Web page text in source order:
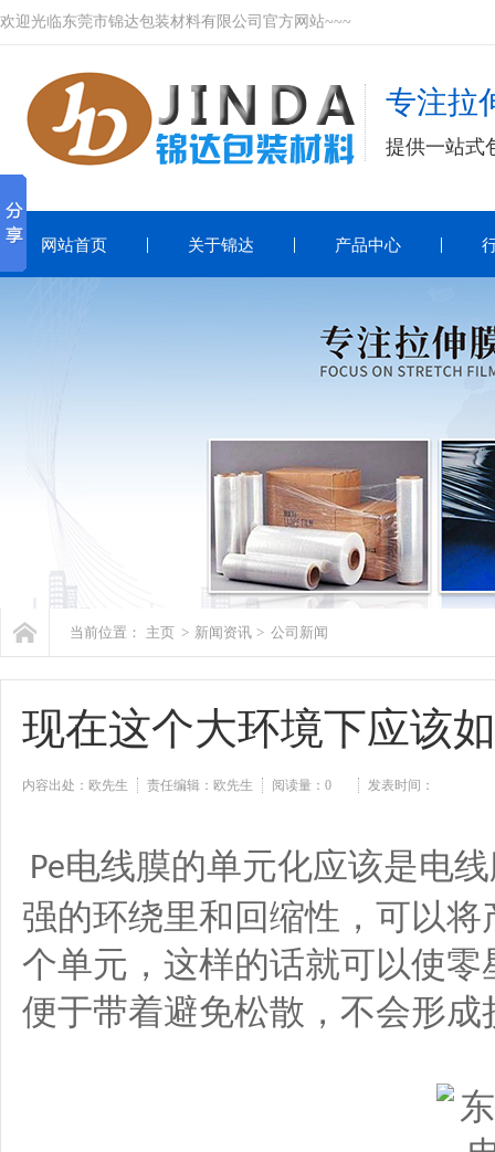
欢迎光临东莞市锦达包装材料有限公司官方网站~~~
专注拉
提供一站式
网站首页 关于锦达 产品中心
当前位置： 主页 > 新闻资讯 > 公司新闻
现在这个大环境下应该
内容出处：欧先生 责任编辑：欧先生 阅读量： 0 发表时间：
Pe电线膜的单元化应该是电
强的环绕里和回缩性，可以
个单元，这样的话就可以使
便于带着避免松散，不会形成